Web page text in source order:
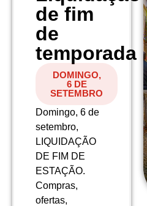
de fim
de
temporada
DOMINGO,
6 DE
SETEMBRO
Domingo, 6 de
setembro,
LIQUIDAÇÃO
DE FIM DE
ESTAÇÃO.
Compras,
ofertas,